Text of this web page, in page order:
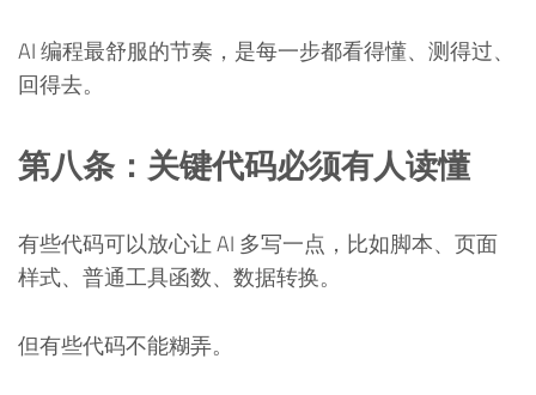
AI 编程最舒服的节奏，是每一步都看得懂、测得过、
回得去。
第八条：关键代码必须有人读懂
有些代码可以放心让 AI 多写一点，比如脚本、页面
样式、普通工具函数、数据转换。
但有些代码不能糊弄。